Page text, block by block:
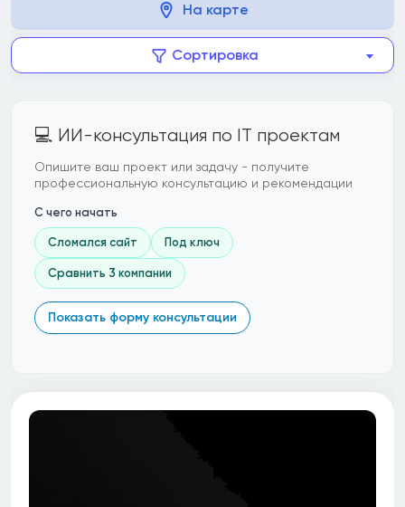
На карте
Сортировка
💻 ИИ-консультация по IT проектам
Опишите ваш проект или задачу - получите
профессиональную консультацию и рекомендации
С чего начать
Сломался сайт Под ключ
Сравнить 3 компании
Показать форму консультации